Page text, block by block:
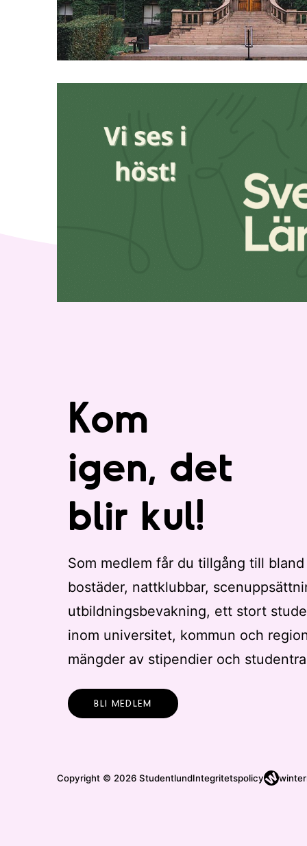
Kom
igen, det
blir kul!
Som medlem får du tillgång till
bostäder, nattklubbar,
utbildningsbevakning, ett stort
inom universitet, kommun och
mängder av stipendier och
BLI MEDLEM
Copyright © 2026 StudentlundIntegritetspolicy